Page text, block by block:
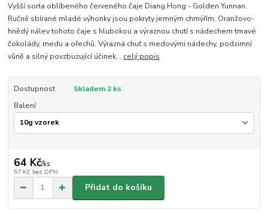
Vyšší sorta oblíbeného červeného čaje Diang Hong - Golden Yunnan.
Ručně sbírané mladé výhonky jsou pokryty jemným chmýřím. Oranžovo-
hnědý nálev tohoto čaje s hlubokou a výraznou chutí s nádechem tmavé
čokolády, medu a ořechů. Výrazná chuť s medovými nádechy, podzimní
vůně a silný povzbuzující účinek... celý popis
Dostupnost
Skladem 2 ks
Balení
64 Kč/ks
57 Kč bez DPH
Přidat do košíku